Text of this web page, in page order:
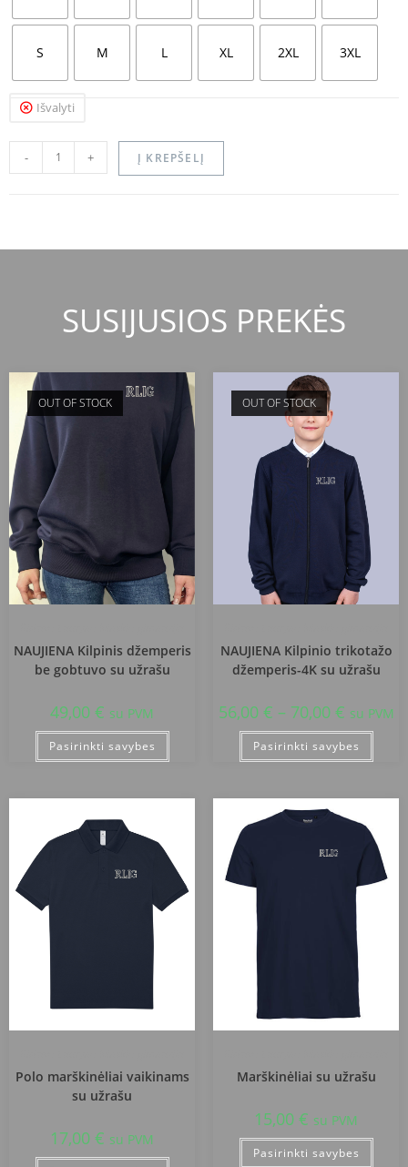
S M L XL 2XL 3XL
Išvalyti
- + Į KREPŠELĮ
SUSIJUSIOS PREKĖS
OUT OF STOCK
NAUJIENA Kilpinis džemperis
be gobtuvo su užrašu
49,00 € su PVM
Pasirinkti savybes
OUT OF STOCK
NAUJIENA Kilpinio trikotažo
džemperis-4K su užrašu
56,00 € – 70,00 € su PVM
Pasirinkti savybes
Polo marškinėliai vaikinams
su užrašu
17,00 € su PVM
Marškinėliai su užrašu
15,00 € su PVM
Pasirinkti savybes